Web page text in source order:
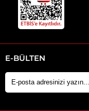
E-BÜLTEN